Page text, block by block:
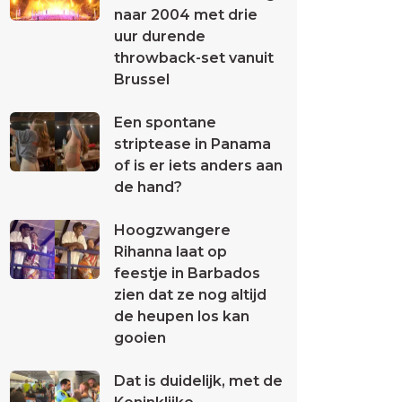
naar 2004 met drie
uur durende
throwback-set vanuit
Brussel
Een spontane
striptease in Panama
of is er iets anders aan
de hand?
Hoogzwangere
Rihanna laat op
feestje in Barbados
zien dat ze nog altijd
de heupen los kan
gooien
Dat is duidelijk, met de